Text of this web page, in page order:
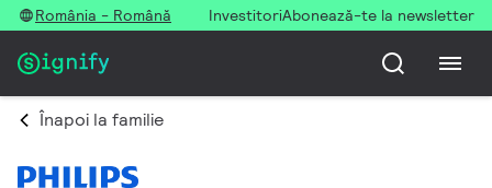
România - Română InvestitoriAbonează-te la newsletter
Înapoi la familie